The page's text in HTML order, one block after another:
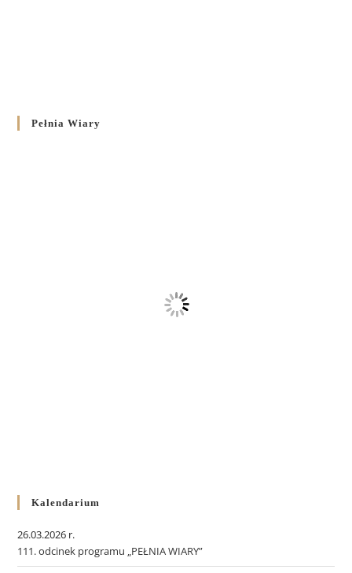
Pełnia Wiary
Kalendarium
26.03.2026 r.
111. odcinek programu „PEŁNIA WIARY”